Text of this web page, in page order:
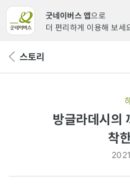
굿네이버스 앱으로
더 편리하게 이용해 보세
뒤 스토리
방글라데시의
착